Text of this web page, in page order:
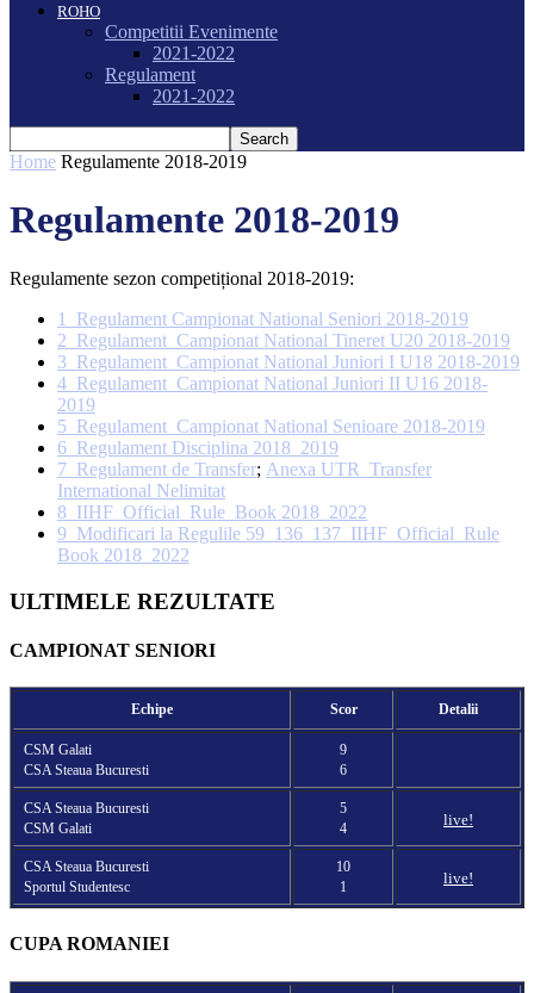
ROHO
Competitii Evenimente
2021-2022
Regulament
2021-2022
Home Regulamente 2018-2019
Regulamente 2018-2019
Regulamente sezon competițional 2018-2019:
1_Regulament Campionat National Seniori 2018-2019
2_Regulament_Campionat National Tineret U20 2018-2019
3_Regulament_Campionat National Juniori I U18 2018-2019
4_Regulament_Campionat National Juniori II U16 2018-
2019
5_Regulament_Campionat National Senioare 2018-2019
6_Regulament Disciplina 2018_2019
7_Regulament de Transfer; Anexa UTR_Transfer
International Nelimitat
8_IIHF_Official_Rule_Book 2018_2022
9_Modificari la Regulile 59_136_137_IIHF_Official_Rule
Book 2018_2022
ULTIMELE REZULTATE
CAMPIONAT SENIORI
Echipe Scor Detalii
CSM Galati
CSA Steaua Bucuresti
9
6
CSA Steaua Bucuresti
CSM Galati
5
4
live!
CSA Steaua Bucuresti
Sportul Studentesc
10
1
live!
CUPA ROMANIEI